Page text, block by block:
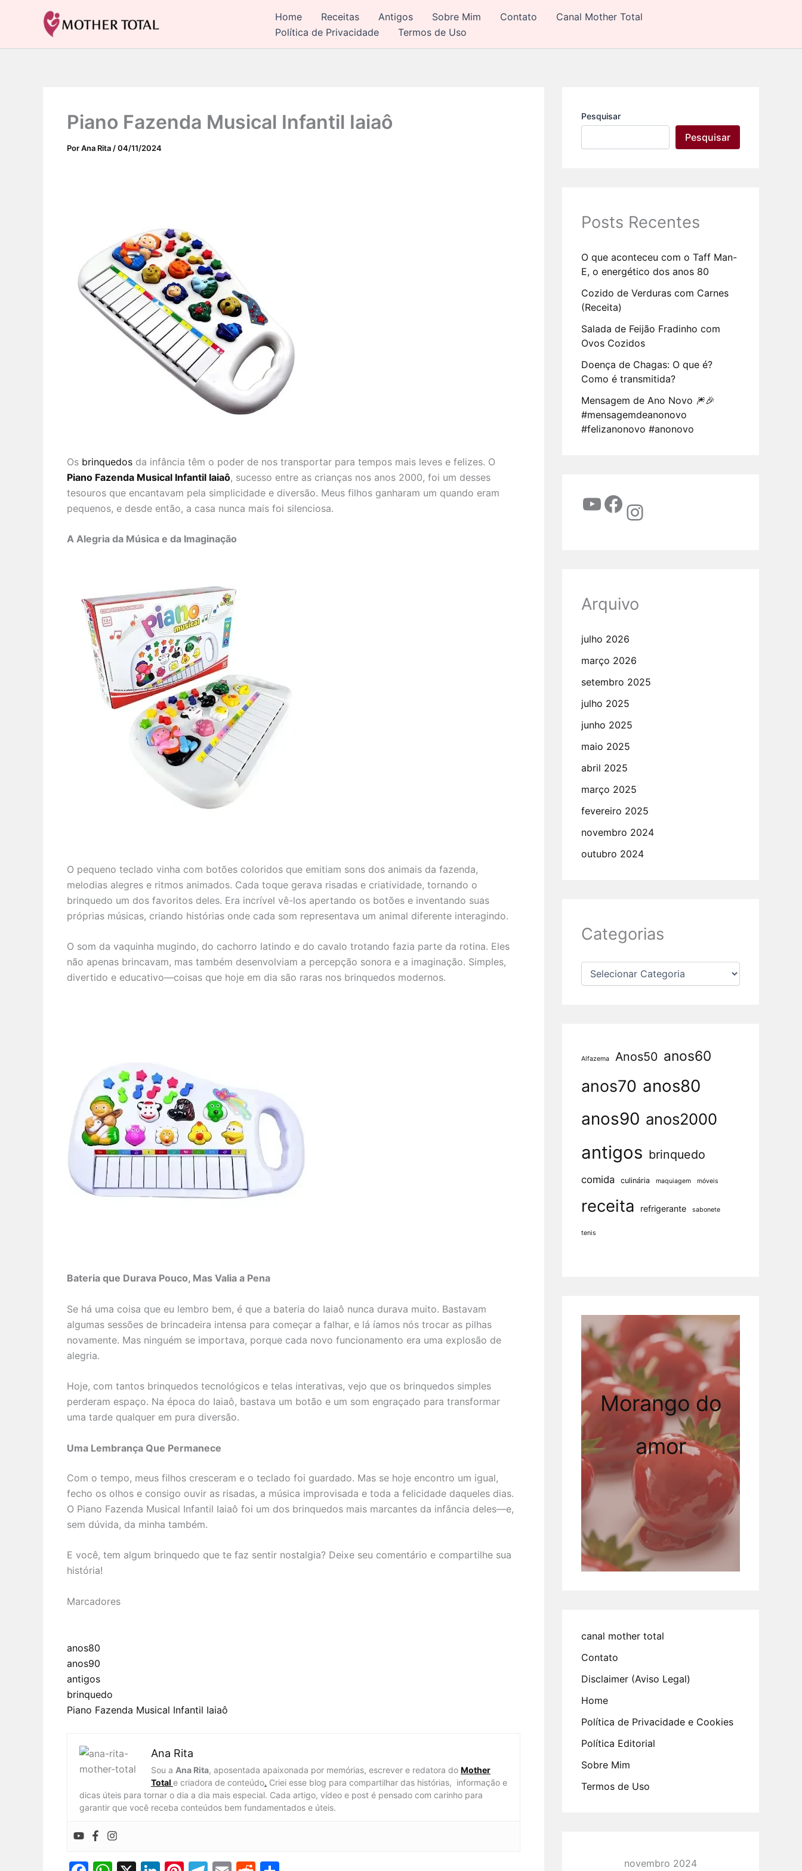
Home Receitas Antigos Sobre Mim Contato
Canal Mother Total
Política de Privacidade
Termos de Uso
Piano Fazenda Musical Infantil Iaiaô
PorAna Rita /04/11/2024
Os brinquedos da infância têm o poder de nos transportar para tempos mais leves e felizes. O
Piano Fazenda Musical Infantil Iaiaô, sucesso entre as crianças nos anos 2000, foi um desses
tesouros que encantavam pela simplicidade e diversão. Meus filhos ganharam um quando eram
pequenos, e desde então, a casa nunca mais foi silenciosa.
A Alegria da Música e da Imaginação
O pequeno teclado vinha com botões coloridos que emitiam sons dos animais da fazenda,
melodias alegres e ritmos animados. Cada toque gerava risadas e criatividade, tornando o
brinquedo um dos favoritos deles. Era incrível vê-los apertando os botões e inventando suas
próprias músicas, criando histórias onde cada som representava um animal diferente interagindo.
O som da vaquinha mugindo, do cachorro latindo e do cavalo trotando fazia parte da rotina. Eles
não apenas brincavam, mas também desenvolviam a percepção sonora e a imaginação. Simples,
divertido e educativo—coisas que hoje em dia são raras nos brinquedos modernos.
Bateria que Durava Pouco, Mas Valia a Pena
Se há uma coisa que eu lembro bem, é que a bateria do Iaiaô nunca durava muito. Bastavam
algumas sessões de brincadeira intensa para começar a falhar, e lá íamos nós trocar as pilhas
novamente. Mas ninguém se importava, porque cada novo funcionamento era uma explosão de
alegria.
Hoje, com tantos brinquedos tecnológicos e telas interativas, vejo que os brinquedos simples
perderam espaço. Na época do Iaiaô, bastava um botão e um som engraçado para transformar
uma tarde qualquer em pura diversão.
Uma Lembrança Que Permanece
Com o tempo, meus filhos cresceram e o teclado foi guardado. Mas se hoje encontro um igual,
fecho os olhos e consigo ouvir as risadas, a música improvisada e toda a felicidade daqueles dias.
O Piano Fazenda Musical Infantil Iaiaô foi um dos brinquedos mais marcantes da infância deles—e,
sem dúvida, da minha também.
E você, tem algum brinquedo que te faz sentir nostalgia? Deixe seu comentário e compartilhe sua
história!
Marcadores
anos80
anos90
antigos
brinquedo
Piano Fazenda Musical Infantil Iaiaô
Ana Rita
Sou a Ana Rita, aposentada apaixonada por memórias, escrever e redatora do Mother
Total e criadora de conteúdo. Criei esse blog para compartilhar das histórias, informação e
dicas úteis para tornar o dia a dia mais especial. Cada artigo, vídeo e post é pensado com carinho para
garantir que você receba conteúdos bem fundamentados e úteis.
Pesquisar
Pesquisar
Posts Recentes
O que aconteceu com o Taff Man-
E, o energético dos anos 80
Cozido de Verduras com Carnes
(Receita)
Salada de Feijão Fradinho com
Ovos Cozidos
Doença de Chagas: O que é?
Como é transmitida?
Mensagem de Ano Novo 🎆🎉
#mensagemdeanonovo
#felizanonovo #anonovo
Arquivo
julho 2026
março 2026
setembro 2025
julho 2025
junho 2025
maio 2025
abril 2025
março 2025
fevereiro 2025
novembro 2024
outubro 2024
Categorias
a
s
Alfazema Anos50 anos60
anos70 anos80
anos90 anos2000
antigos brinquedo
comida culinária maquiagem móveis
receita refrigerante sabonete
tenis
Morango do
amor
canal mother total
Contato
Disclaimer (Aviso Legal)
Home
Política de Privacidade e Cookies
Política Editorial
Sobre Mim
Termos de Uso
novembro 2024